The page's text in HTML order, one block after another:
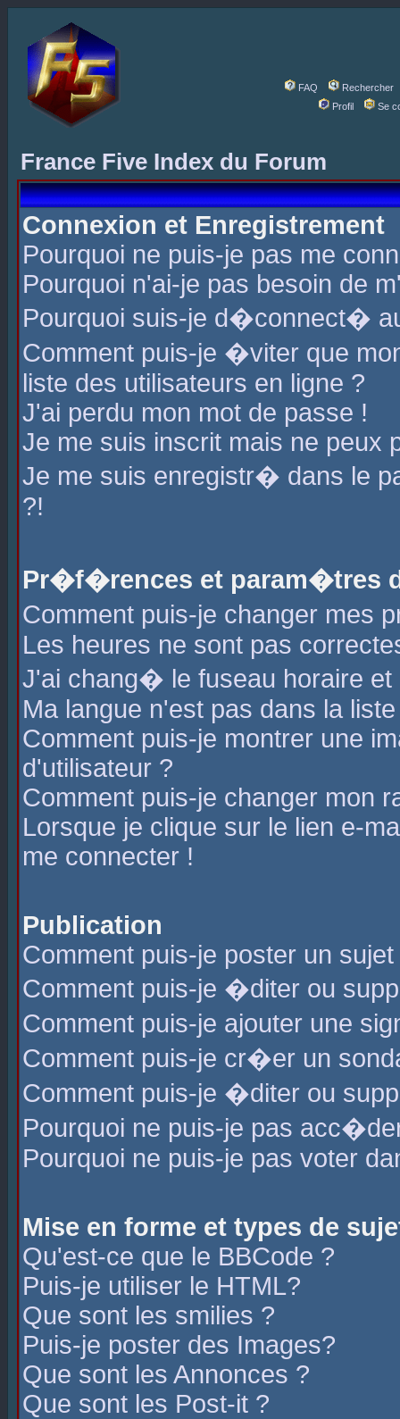
FAQ
Rechercher
Profil
Se
France Five Index du Forum
Connexion et Enregistrement
Pourquoi ne puis-je pas me
Pourquoi n'ai-je pas besoin de
Pourquoi suis-je d�connect�
Comment puis-je �viter que
liste des utilisateurs en ligne ?
J'ai perdu mon mot de passe !
Je me suis inscrit mais ne peux
Je me suis enregistr� dans le
?!
Pr�f�rences et param�tres
Comment puis-je changer mes
Les heures ne sont pas
J'ai chang� le fuseau horaire
Ma langue n'est pas dans la
Comment puis-je montrer une
d'utilisateur ?
Comment puis-je changer mon
Lorsque je clique sur le lien e-
me connecter !
Publication
Comment puis-je poster un
Comment puis-je �diter ou
Comment puis-je ajouter une
Comment puis-je cr�er un
Comment puis-je �diter ou
Pourquoi ne puis-je pas
Pourquoi ne puis-je pas voter
Mise en forme et types de
Qu'est-ce que le BBCode ?
Puis-je utiliser le HTML?
Que sont les smilies ?
Puis-je poster des Images?
Que sont les Annonces ?
Que sont les Post-it ?